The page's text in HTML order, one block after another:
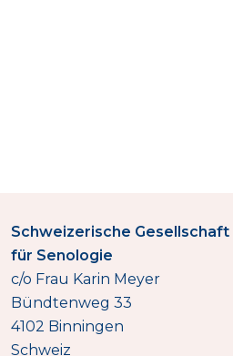
Schweizerische Gesellschaft
für Senologie
c/o Frau Karin Meyer
Bündtenweg 33
4102 Binningen
Schweiz